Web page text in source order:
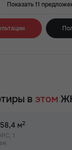
Показать 11
в этом
м2
1